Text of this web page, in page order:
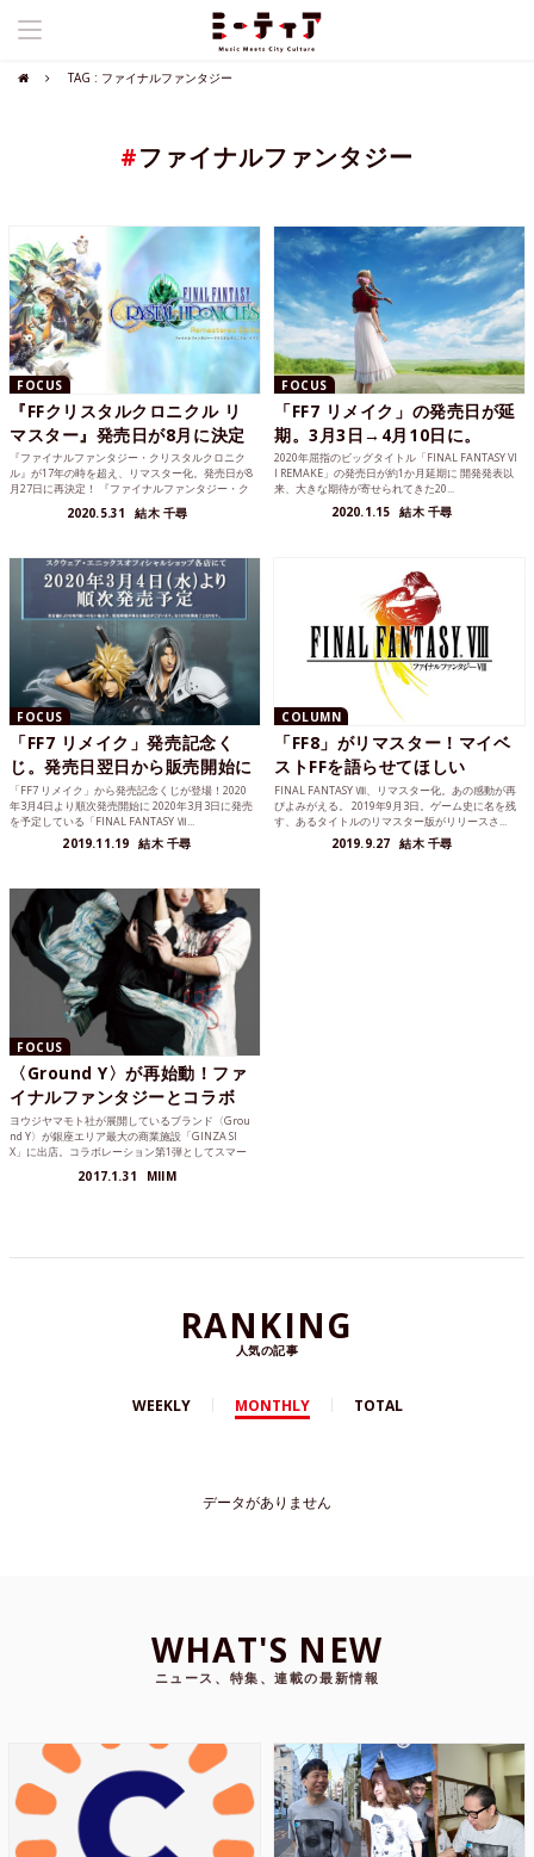
TAG : ファイナルファンタジー
#ファイナルファンタジー
FOCUS
『FFクリスタルクロニクル リ
マスター』発売日が8月に決定
『ファイナルファンタジー・クリスタルクロニク
ル』が17年の時を超え、リマスター化。発売日が8
月27日に再決定！ 『ファイナルファンタジー・ク
2020.5.31 結木 千尋
FOCUS
「FF7 リメイク」の発売日が延
期。3月3日→4月10日に。
2020年屈指のビッグタイトル「FINAL FANTASY VI
I REMAKE」の発売日が約1か月延期に 開発発表以
来、大きな期待が寄せられてきた20...
2020.1.15 結木 千尋
FOCUS
「FF7 リメイク」発売記念く
じ。発売日翌日から販売開始に
「FF7 リメイク」から発売記念くじが登場！2020
年3月4日より順次発売開始に 2020年3月3日に発売
を予定している「FINAL FANTASY Ⅶ...
2019.11.19 結木 千尋
COLUMN
「FF8」がリマスター！マイベ
ストFFを語らせてほしい
FINAL FANTASY Ⅷ、リマスター化。あの感動が再
びよみがえる。 2019年9月3日。ゲーム史に名を残
す、あるタイトルのリマスター版がリリースさ...
2019.9.27 結木 千尋
FOCUS
〈Ground Y〉が再始動！ファ
イナルファンタジーとコラボ
ヨウジヤマモト社が展開しているブランド〈Grou
nd Y〉が銀座エリア最大の商業施設「GINZA SI
X」に出店。コラボレーション第1弾としてスマー
イブエクスヴィアス（FINAL FANTASY BRAVE EXV
2017.1.31 MIIM
RANKING
人気の記事
WEEKLY MONTHLY TOTAL
データがありません
WHAT'S NEW
ニュース、特集、連載の最新情報